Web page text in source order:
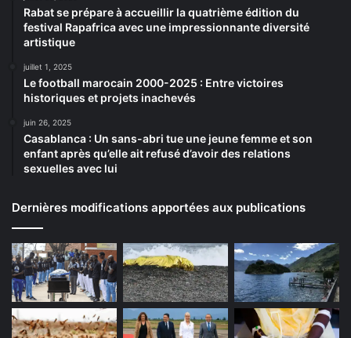
Rabat se prépare à accueillir la quatrième édition du
festival Rapafrica avec une impressionnante diversité
artistique
juillet 1, 2025
Le football marocain 2000-2025 : Entre victoires
historiques et projets inachevés
juin 26, 2025
Casablanca : Un sans-abri tue une jeune femme et son
enfant après qu’elle ait refusé d’avoir des relations
sexuelles avec lui
Dernières modifications apportées aux publications